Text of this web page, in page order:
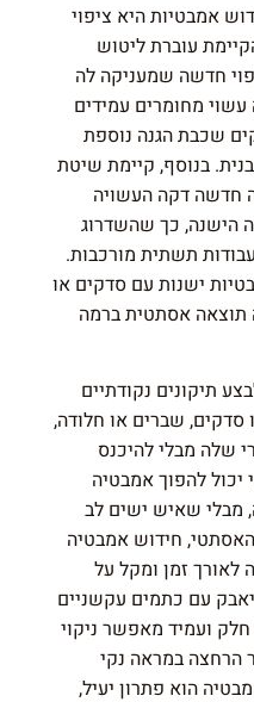
אמבטיות היא ציפוי
עוברת ליטוש
חדשה שמעניקה לה
עשוי מחומרים עמידים
שכבת הגנה נוספת
בנוסף, קיימת שיטת
חדשה דקה העשויה
הישנה, כך שהשדרוג
תשתית מורכבות.
ישנות עם סדקים או
תוצאה אסתטית ברמה
תיקונים נקודתיים
סדקים, שברים או חלודה,
שלה מבלי להיכנס
יכול להפוך אמבטיה
מבלי שאיש ישים לב
חידוש אמבטיה
זמן ומקל על
עם כתמים עקשניים
ועמיד מאפשר ניקוי
הרחצה במראה נקי
הוא פתרון יעיל,